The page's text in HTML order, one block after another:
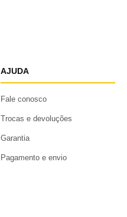
AJUDA
Fale conosco
Trocas e devoluções
Garantia
Pagamento e envio